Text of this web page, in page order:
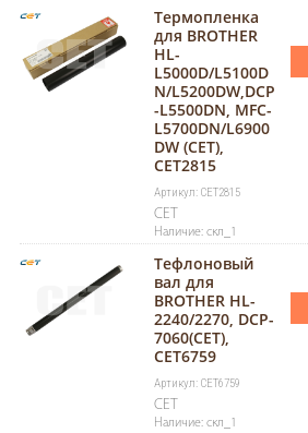
Термопленка
для BROTHER
HL-
L5000D/L5100D
N/L5200DW,DCP
-L5500DN, MFC-
L5700DN/L6900
DW (CET),
CET2815
Артикул: CET2815
CET
Наличие: скл_1
Тефлоновый
вал для
BROTHER HL-
2240/2270, DCP-
7060(CET),
CET6759
Артикул: CET6759
CET
Наличие: скл_1